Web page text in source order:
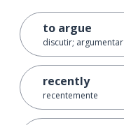
to argue
discutir; argumentar
recently
recentemente